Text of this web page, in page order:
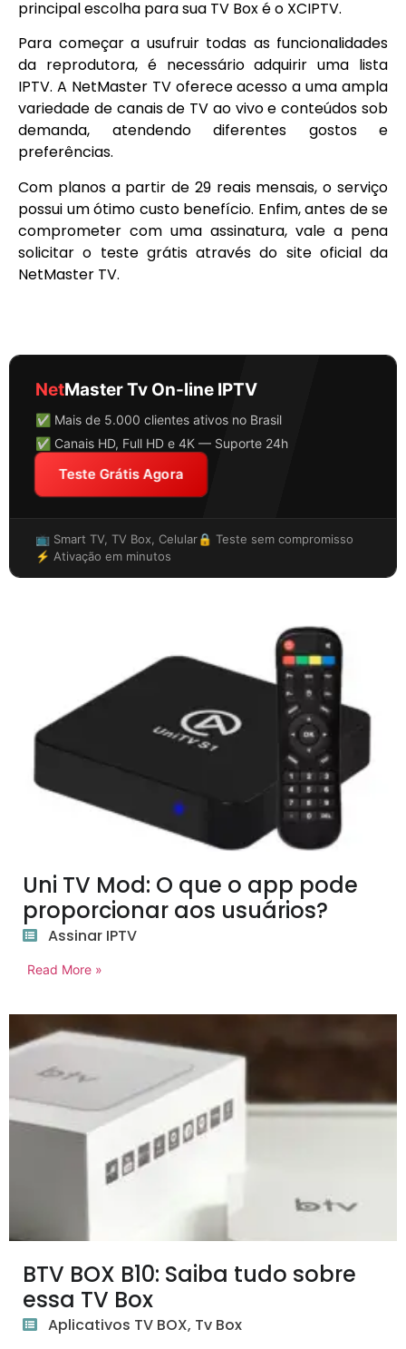
principal escolha para sua TV Box é o XCIPTV.
Para começar a usufruir todas as funcionalidades
da reprodutora, é necessário adquirir uma lista
IPTV. A NetMaster TV oferece acesso a uma ampla
variedade de canais de TV ao vivo e conteúdos sob
demanda, atendendo diferentes gostos e
preferências.
Com planos a partir de 29 reais mensais, o serviço
possui um ótimo custo benefício. Enfim, antes de se
comprometer com uma assinatura, vale a pena
solicitar o teste grátis através do site oficial da
NetMaster TV.
NetMaster Tv On-line IPTV
✅ Mais de 5.000 clientes ativos no Brasil
✅ Canais HD, Full HD e 4K — Suporte 24h
Teste Grátis Agora
📺 Smart TV, TV Box, Celular🔒 Teste sem compromisso
⚡ Ativação em minutos
Uni TV Mod: O que o app pode
proporcionar aos usuários?
Assinar IPTV
Read More »
BTV BOX B10: Saiba tudo sobre
essa TV Box
Aplicativos TV BOX, Tv Box